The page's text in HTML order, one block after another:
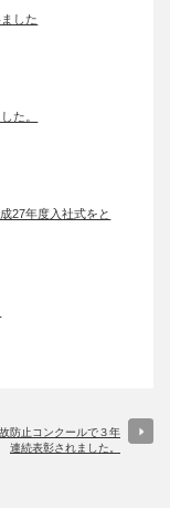
した
た。
27年度入社式をと
防止コンクールで３年
連続表彰されました。